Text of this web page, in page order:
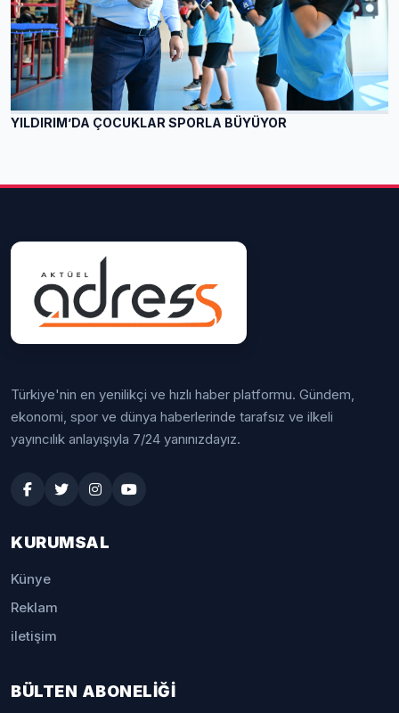
YILDIRIM’DA ÇOCUKLAR SPORLA BÜYÜYOR
Türkiye'nin en yenilikçi ve hızlı haber platformu. Gündem,
ekonomi, spor ve dünya haberlerinde tarafsız ve ilkeli
yayıncılık anlayışıyla 7/24 yanınızdayız.
KURUMSAL
Künye
Reklam
iletişim
BÜLTEN ABONELİĞİ